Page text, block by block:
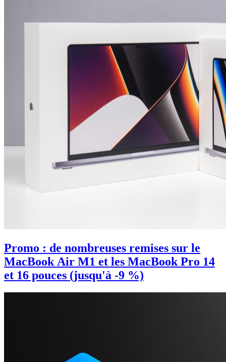
Promo : de nombreuses remises sur le
MacBook Air M1 et les MacBook Pro 14
et 16 pouces (jusqu'à -9 %)